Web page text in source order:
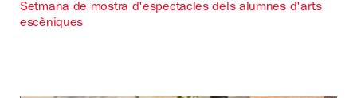
Setmana de mostra d'espectacles dels alumnes d'arts
escèniques